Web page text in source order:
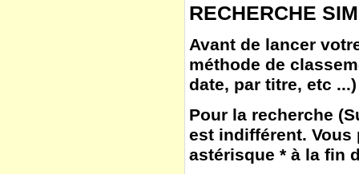
RECHERCHE
Avant de lancer
méthode de
date, par titre, etc ...)
Pour la recherche (
est indifférent. Vous
astérisque * à la fin